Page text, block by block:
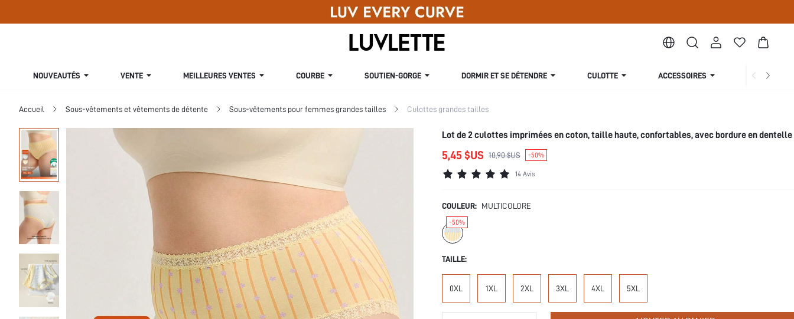
NOUVEAUTÉS VENTE MEILLEURES VENTES COURBE SOUTIEN-GORGE DORMIR ET SE DÉTENDRE CULOTTE ACCESSOIRES COLLECTION
Accueil Sous-vêtements et vêtements de détente Sous-vêtements pour femmes grandes tailles Culottes grandes tailles
Lot de 2 culottes imprimées en coton, taille haute, confortables, avec bordure en dentelle
5,45 $US 10,90 $US -50%
14 Avis
COULEUR: MULTICOLORE
-50%
TAILLE:
0XL 1XL 2XL 3XL 4XL 5XL